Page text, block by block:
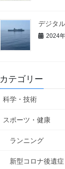
デジタ
2024
カテゴリー
科学・技術
スポーツ・健康
ランニング
新型コロナ後遺症